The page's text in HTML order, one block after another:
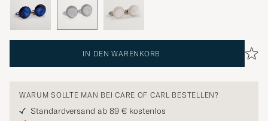
IN DEN WARENKORB
WARUM SOLLTE MAN BEI CARE OF CARL BESTELLEN?
Standardversand ab 89 € kostenlos